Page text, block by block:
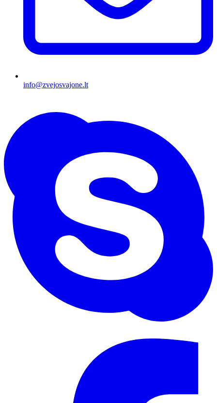
info@zvejosvajone.lt